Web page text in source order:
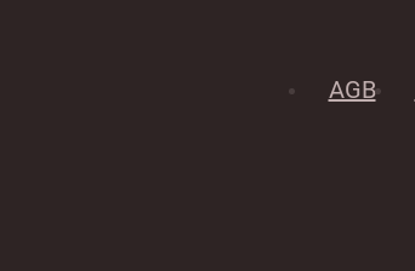
AGB